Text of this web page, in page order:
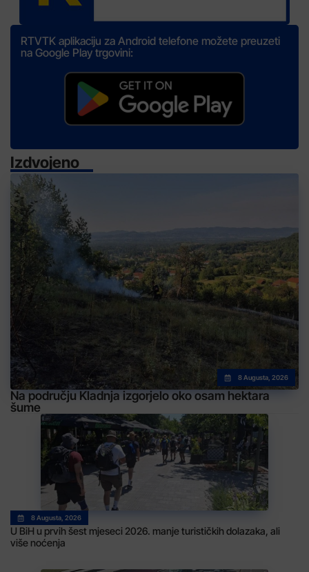
RTVTK aplikaciju za Android telefone možete preuzeti
na Google Play trgovini:
Izdvojeno
8 Augusta, 2026
Na području Kladnja izgorjelo oko osam hektara
šume
8 Augusta, 2026
U BiH u prvih šest mjeseci 2026. manje turističkih dolazaka, ali
više noćenja